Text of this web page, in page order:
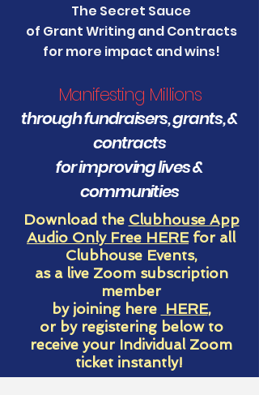
The Secret Sauce
of Grant Writing and Contracts
for more impact and wins!
Manifesting Millions
through fundraisers, grants, &
contracts
for improving lives &
communities
Download the Clubhouse App
Audio Only Free HEREfor all
Clubhouse Events,
as a live Zoom subscription
member
by joining here HERE,
or by registering below to
receive your Individual Zoom
ticket instantly!